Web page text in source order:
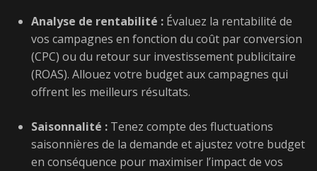
Analyse de rentabilité : Évaluez la rentabilité de
vos campagnes en fonction du coût par conversion
(CPC) ou du retour sur investissement publicitaire
(ROAS). Allouez votre budget aux campagnes qui
offrent les meilleurs résultats.
Saisonnalité : Tenez compte des fluctuations
saisonnières de la demande et ajustez votre budget
en conséquence pour maximiser l’impact de vos